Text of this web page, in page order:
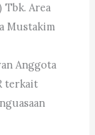
Tbk. Area
Mustakim
Anggota
terkait